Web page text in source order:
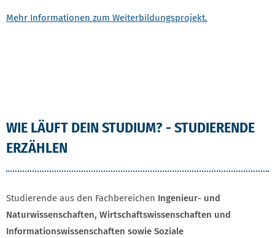
Mehr Informationen zum Weiterbildungsprojekt.
WIE LÄUFT DEIN STUDIUM? - STUDIERENDE
ERZÄHLEN
Studierende aus den Fachbereichen Ingenieur- und
Naturwissenschaften, Wirtschaftswissenschaften und
Informationswissenschaften sowie Soziale